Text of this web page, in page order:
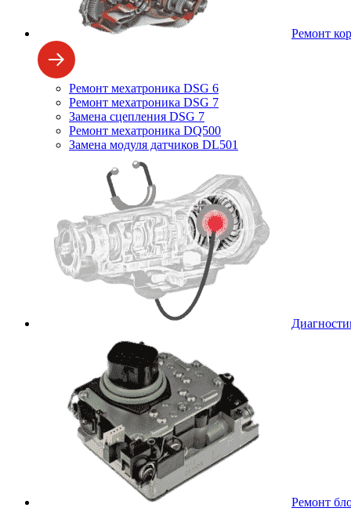
Ремонт
Ремонт мехатроника DSG 6
Ремонт мехатроника DSG 7
Замена сцепления DSG 7
Ремонт мехатроника DQ500
Замена модуля датчиков DL501
Ремонт